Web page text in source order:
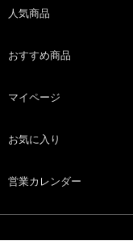
人気商品
おすすめ商品
マイページ
お気に入り
営業カレンダー